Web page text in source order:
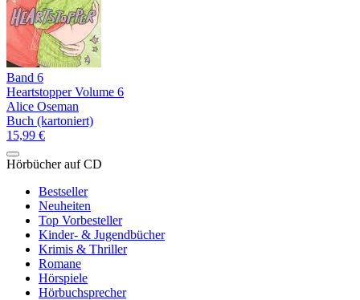
Band 6
Heartstopper Volume 6
Alice Oseman
Buch (kartoniert)
15,99 €
Hörbücher auf CD
Bestseller
Neuheiten
Top Vorbesteller
Kinder- & Jugendbücher
Krimis & Thriller
Romane
Hörspiele
Hörbuchsprecher